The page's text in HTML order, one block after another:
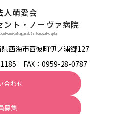
人萌愛会
ント・ノーヴァ病院
HouaiKai Nagasaki Sentonova Hospital
西海市西彼町伊ノ浦郷127
FAX：0959-28-0787
合わせ
募集